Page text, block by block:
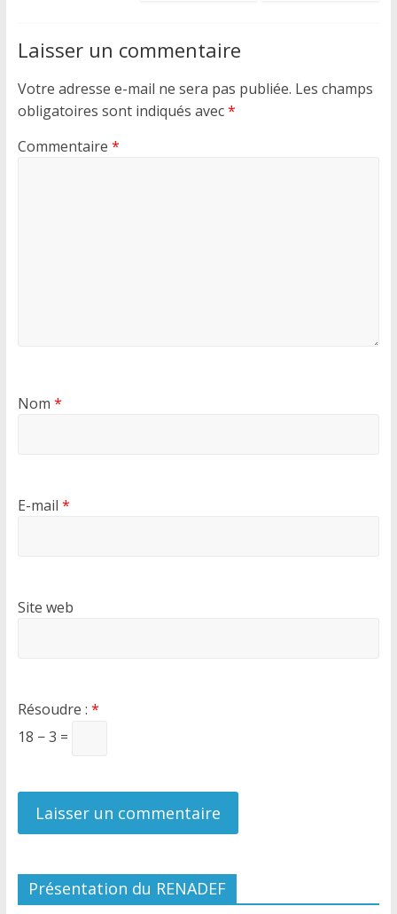
Laisser un commentaire
Votre adresse e-mail ne sera pas publiée. Les champs
obligatoires sont indiqués avec*
Commentaire *
Nom *
E-mail *
Site web
Résoudre : *
18 − 3 =
Présentation du RENADEF